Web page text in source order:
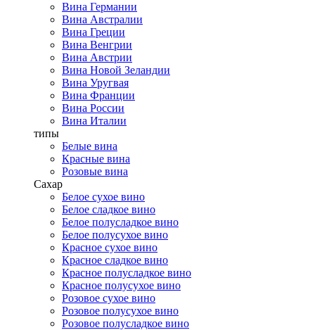
Вина Германии
Вина Австралии
Вина Греции
Вина Венгрии
Вина Австрии
Вина Новой Зеландии
Вина Уругвая
Вина Франции
Вина России
Вина Италии
типы
Белые вина
Красные вина
Розовые вина
Сахар
Белое сухое вино
Белое сладкое вино
Белое полусладкое вино
Белое полусухое вино
Красное сухое вино
Красное сладкое вино
Красное полусладкое вино
Красное полусухое вино
Розовое сухое вино
Розовое полусухое вино
Розовое полусладкое вино